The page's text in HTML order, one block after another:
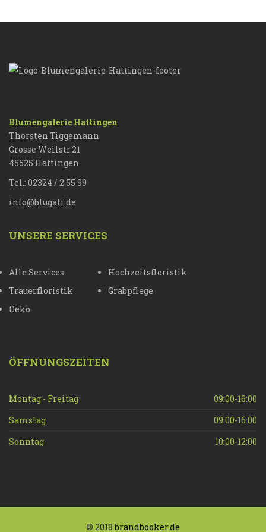
Blumengalerie Hattingen
Thorsten Tiggemann
Grosse Weilstr.21
45525 Hattingen
Tel.: 02324 / 2 55 99
info@blugati.de
UNSERE SERVICES
Alle Services
Hochzeitsfloristik
Trauerfloristik
Grabpflege
Deko
ÖFFNUNGSZEITEN
Montag - Freitag
09:00-16:00
Samstag
09:00-16:00
Sonntag
10:00-12:00
© 2018brandbooker.de